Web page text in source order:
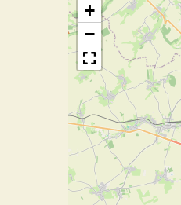
+
−